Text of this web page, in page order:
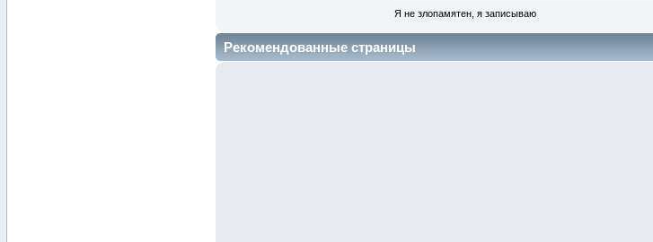
Я не злопамятен, я записываю
Рекомендованные страницы